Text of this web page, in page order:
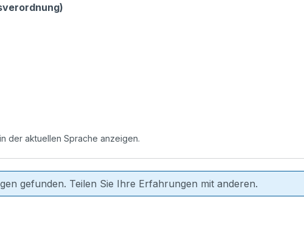
der aktuellen Sprache anzeigen.
gefunden. Teilen Sie Ihre Erfahrungen mit anderen.